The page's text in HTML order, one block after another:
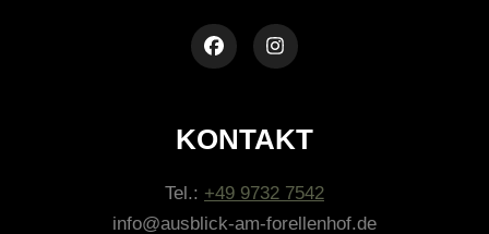
KONTAKT
Tel.: +49 9732 7542
info@ausblick-am-forellenhof.de